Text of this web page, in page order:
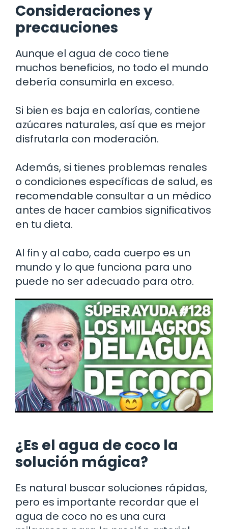
Consideraciones y
precauciones
Aunque el agua de coco tiene
muchos beneficios, no todo el mundo
debería consumirla en exceso.
Si bien es baja en calorías, contiene
azúcares naturales, así que es mejor
disfrutarla con moderación.
Además, si tienes problemas renales
o condiciones específicas de salud, es
recomendable consultar a un médico
antes de hacer cambios significativos
en tu dieta.
Al fin y al cabo, cada cuerpo es un
mundo y lo que funciona para uno
puede no ser adecuado para otro.
¿Es el agua de coco la
solución mágica?
Es natural buscar soluciones rápidas,
pero es importante recordar que el
agua de coco no es una cura